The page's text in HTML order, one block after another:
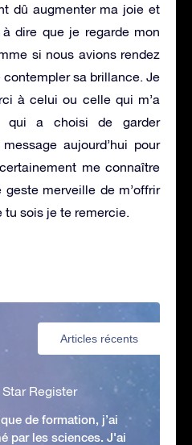
dû augmenter ma joie et
dire que je regarde mon
si nous avions rendez
sa brillance. Je
à celui ou celle qui m’a
qui a choisi de garder
aujourd’hui pour
me connaître
merveille de m’offrir
tu sois je te remercie.
Articles récents
Register
de formation, j’ai
par les sciences. J'ai